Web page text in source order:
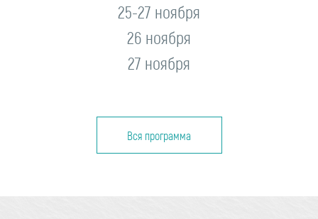
25-27 ноября
26 ноября
27 ноября
Вся программа